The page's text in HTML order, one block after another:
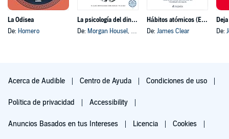
La Odisea
De: Homero
La psicología del dinero
De: Morgan Housel, y otros
Hábitos atómicos (Español neutro)
De: James Clear
De:
Acerca de Audible Centro de Ayuda Condiciones de uso
Política de privacidad Accessibility
Anuncios Basados en tus Intereses Licencia Cookies